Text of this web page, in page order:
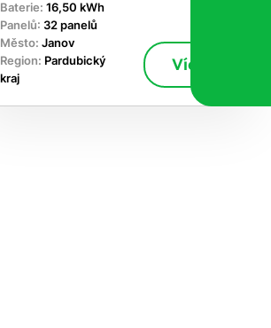
Baterie: 16,50 kWh
Panelů: 32 panelů
Město: Janov
Region: Pardubický
kraj
Více